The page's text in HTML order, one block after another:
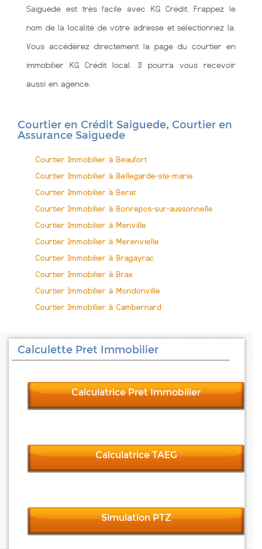
Saiguede est très facile avec KG Crédit. Frappez le
nom de la localité de votre adresse et sélectionnez la.
Vous accédérez directement la page du courtier en
immobilier KG Crédit local. Il pourra vous recevoir
aussi en agence.
Courtier en Crédit Saiguede, Courtier en
Assurance Saiguede
Courtier Immobilier à Beaufort
Courtier Immobilier à Bellegarde-ste-marie
Courtier Immobilier à Berat
Courtier Immobilier à Bonrepos-sur-aussonnelle
Courtier Immobilier à Menville
Courtier Immobilier à Merenvielle
Courtier Immobilier à Bragayrac
Courtier Immobilier à Brax
Courtier Immobilier à Mondonville
Courtier Immobilier à Cambernard
Calculette Pret Immobilier
Calculatrice Pret Immobilier
Calculatrice TAEG
Simulation PTZ